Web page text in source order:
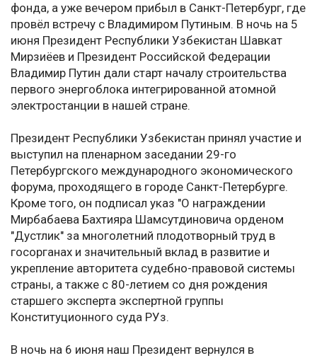
фонда, а уже вечером прибыл в Санкт-Петербург, где
провёл встречу с Владимиром Путиным. В ночь на 5
июня Президент Республики Узбекистан Шавкат
Мирзиёев и Президент Российской Федерации
Владимир Путин дали старт началу строительства
первого энергоблока интегрированной атомной
электростанции в нашей стране.
Президент Республики Узбекистан принял участие и
выступил на пленарном заседании 29-го
Петербургского международного экономического
форума, проходящего в городе Санкт-Петербурге.
Кроме того, он подписал указ "О награждении
Мирбабаева Бахтияра Шамсутдиновича орденом
"Дустлик" за многолетний плодотворный труд в
госорганах и значительный вклад в развитие и
укрепление авторитета судебно-правовой системы
страны, а также с 80-летием со дня рождения
старшего эксперта экспертной группы
Конституционного суда РУз.
В ночь на 6 июня наш Президент вернулся в